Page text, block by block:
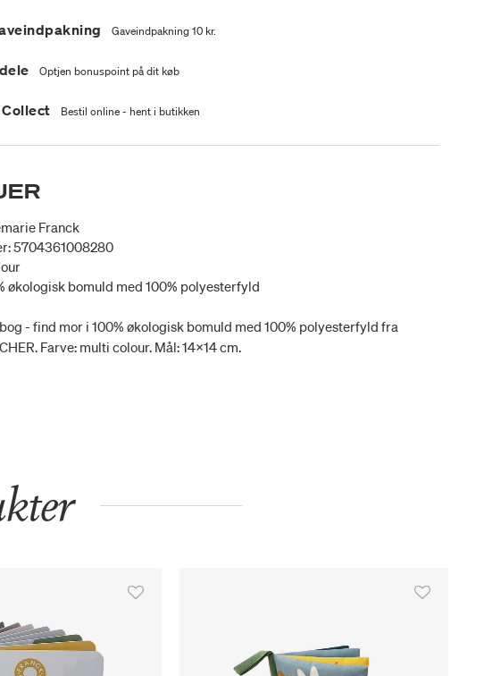
Gaveindpakning 10 kr.
Optjen bonuspoint på dit køb
Bestil online - hent i butikken
Franck
5704361008280
økologisk bomuld med 100% polyesterfyld
- find mor i 100% økologisk bomuld med 100% polyesterfyld fra
Farve: multi colour. Mål: 14x14 cm.